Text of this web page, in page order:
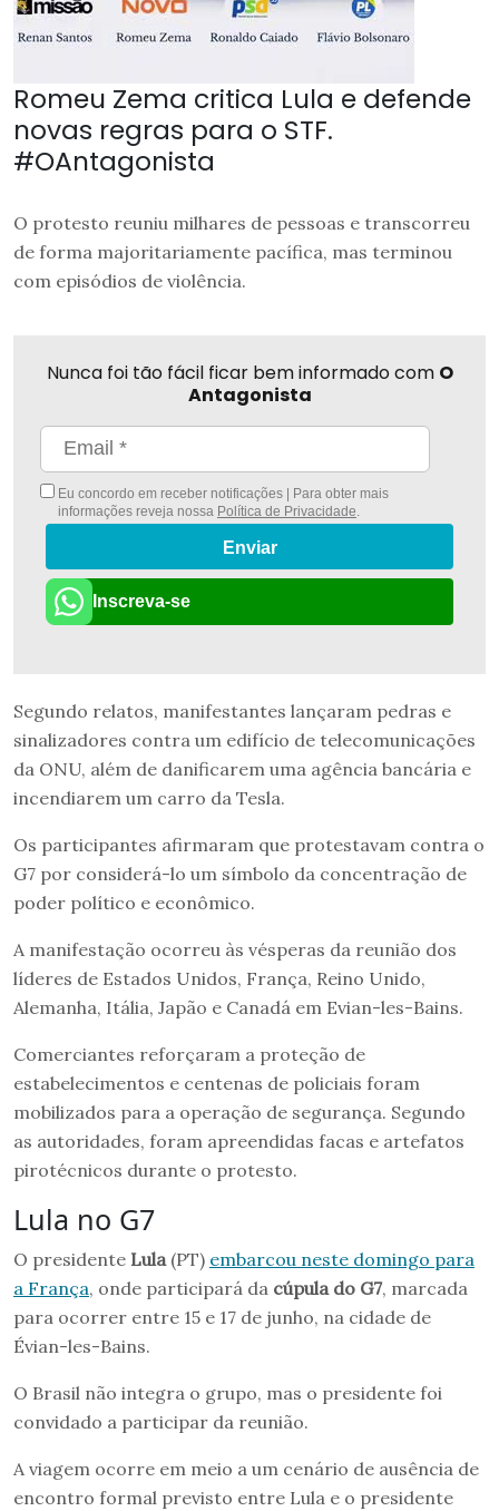
Romeu Zema critica Lula e defende
novas regras para o STF.
#OAntagonista
O protesto reuniu milhares de pessoas e transcorreu
de forma majoritariamente pacífica, mas terminou
com episódios de violência.
Nunca foi tão fácil ficar bem informado com O
Antagonista
Eu concordo em receber notificações | Para obter mais
informações reveja nossa Política de Privacidade
Enviar
Inscreva-se
Segundo relatos, manifestantes lançaram pedras e
sinalizadores contra um edifício de telecomunicações
da ONU, além de danificarem uma agência bancária e
incendiarem um carro da Tesla.
Os participantes afirmaram que protestavam contra o
G7 por considerá-lo um símbolo da concentração de
poder político e econômico.
A manifestação ocorreu às vésperas da reunião dos
líderes de Estados Unidos, França, Reino Unido,
Alemanha, Itália, Japão e Canadá em Evian-les-Bains.
Comerciantes reforçaram a proteção de
estabelecimentos e centenas de policiais foram
mobilizados para a operação de segurança. Segundo
as autoridades, foram apreendidas facas e artefatos
pirotécnicos durante o protesto.
Lula no G7
O presidente Lula (PT) embarcou neste domingo para
a França, onde participará da cúpula do G7, marcada
para ocorrer entre 15 e 17 de junho, na cidade de
Évian-les-Bains.
O Brasil não integra o grupo, mas o presidente foi
convidado a participar da reunião.
A viagem ocorre em meio a um cenário de ausência de
encontro formal previsto entre Lula e o presidente